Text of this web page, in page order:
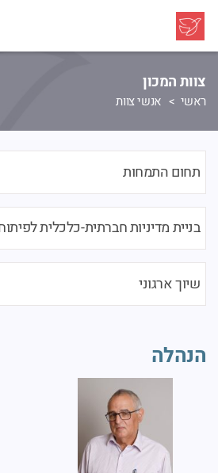
צוות המכון
ראשי אנשי צוות
הנהלה